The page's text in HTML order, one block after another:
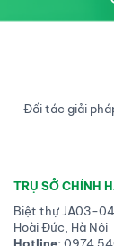
Đối tác giải
TRỤ SỞ CHÍNH
Biệt thự JA03-
Hoài Đức, Hà Nội